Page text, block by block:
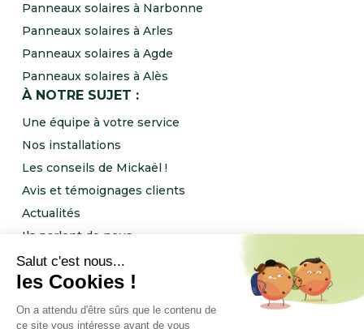
Panneaux solaires à Narbonne
Panneaux solaires à Arles
Panneaux solaires à Agde
Panneaux solaires à Alès
À NOTRE SUJET :
Une équipe à votre service
Nos installations
Les conseils de Mickaël !
Avis et témoignages clients
Actualités
Ils parlent de nous
Rejoignez l’équipe NRJ Ingénierie !
Notre programme de parrainage